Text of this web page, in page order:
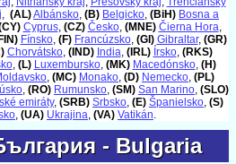
, (AL)Albánsko, (B) Belgicko, (BiH) Bosna a
Cyprus, (CZ) Česko, (MNE) Čierna Hora,
Fínsko, (F) Francúzsko, (GI) Gibraltar, (GR)
Chorvátsko, (IND) India, (IRL) Írsko, (RKS)
, (L) Luxembursko, (MK) Macedónsko, (H)
, (MC) Monako, (D) Nemecko, (PL)
, (RO) Rumunsko, (SM) San Marino, (SLO)
emiráty, (SRB) Srbsko, (E) Španielsko, (S)
, (UA) Ukrajina, (VA) Vatikán.
- Bulgaria
- Bulgaria